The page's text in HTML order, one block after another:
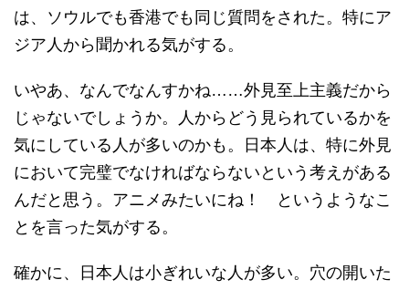
は、ソウルでも香港でも同じ質問をされた。特にア
ジア人から聞かれる気がする。
いやあ、なんでなんすかね……外見至上主義だから
じゃないでしょうか。人からどう見られているかを
気にしている人が多いのかも。日本人は、特に外見
において完璧でなければならないという考えがある
んだと思う。アニメみたいにね！ というようなこ
とを言った気がする。
確かに、日本人は小ぎれいな人が多い。穴の開いた